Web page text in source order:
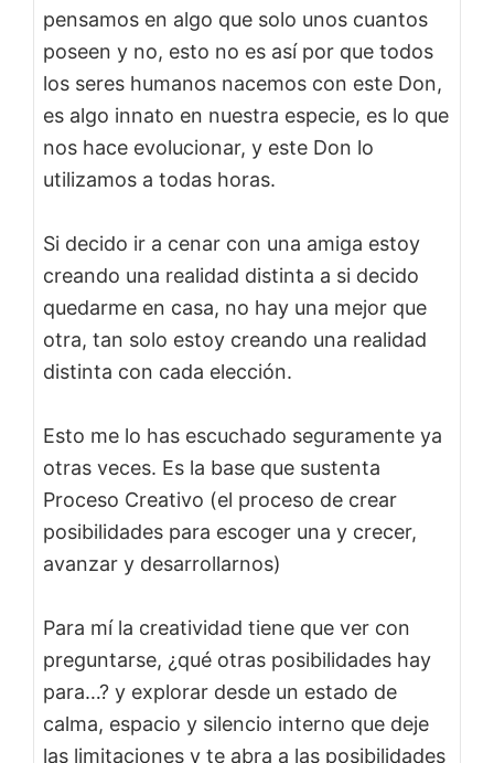
pensamos en algo que solo unos cuantos
poseen y no, esto no es así por que todos
los seres humanos nacemos con este Don,
es algo innato en nuestra especie, es lo que
nos hace evolucionar, y este Don lo
utilizamos a todas horas.
Si decido ir a cenar con una amiga estoy
creando una realidad distinta a si decido
quedarme en casa, no hay una mejor que
otra, tan solo estoy creando una realidad
distinta con cada elección.
Esto me lo has escuchado seguramente ya
otras veces. Es la base que sustenta
Proceso Creativo (el proceso de crear
posibilidades para escoger una y crecer,
avanzar y desarrollarnos)
Para mí la creatividad tiene que ver con
preguntarse, ¿qué otras posibilidades hay
para…? y explorar desde un estado de
calma, espacio y silencio interno que deje
las limitaciones y te abra a las posibilidades